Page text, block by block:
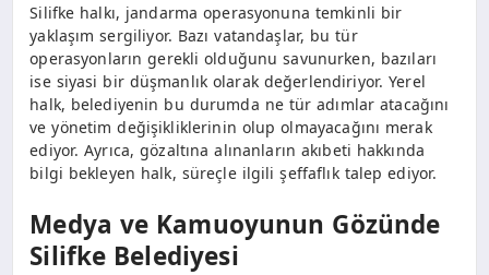
Silifke halkı, jandarma operasyonuna temkinli bir
yaklaşım sergiliyor. Bazı vatandaşlar, bu tür
operasyonların gerekli olduğunu savunurken, bazıları
ise siyasi bir düşmanlık olarak değerlendiriyor. Yerel
halk, belediyenin bu durumda ne tür adımlar atacağını
ve yönetim değişikliklerinin olup olmayacağını merak
ediyor. Ayrıca, gözaltına alınanların akıbeti hakkında
bilgi bekleyen halk, süreçle ilgili şeffaflık talep ediyor.
Medya ve Kamuoyunun Gözünde
Silifke Belediyesi